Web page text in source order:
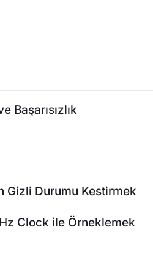
Başarısızlık
Gizli Durumu Kestirmek
Clock ile Örneklemek